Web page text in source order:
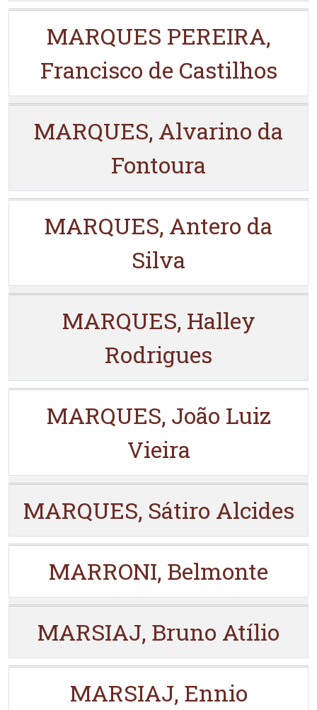
MARQUES PEREIRA,
Francisco de Castilhos
MARQUES, Alvarino da
Fontoura
MARQUES, Antero da
Silva
MARQUES, Halley
Rodrigues
MARQUES, João Luiz
Vieira
MARQUES, Sátiro Alcides
MARRONI, Belmonte
MARSIAJ, Bruno Atílio
MARSIAJ, Ennio